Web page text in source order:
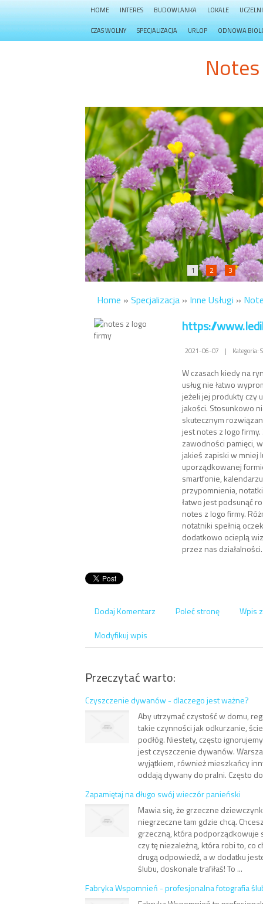
HOME INTERES BUDOWLANKA LOKALE
CZAS WOLNY SPECJALIZACJA URLOP ODNOWA
1 2 3
Home » Specjalizacja » Inne Usługi »
https://
2021-06-07 | Kategoria:
W czasach kiedy na
usług nie łatwo
jeżeli jej produkty czy
jakości. Stosunkowo
skutecznym
jest notes z logo
zawodności pamięci,
jakieś zapiski w mniej
uporządkowanej
smartfonie,
przypomnienia,
łatwo jest podsunąć
notes z logo firmy.
notatniki spełnią
dodatkowo ocieplą
przez nas działalności.
Dodaj Komentarz Poleć stronę
Wpis
Modyfikuj wpis
Przeczytać warto:
Czyszczenie dywanów - dlaczego jest ważne?
Aby utrzymać czystość w domu,
takie czynności jak odkurzanie,
podłóg. Niestety, często
jest czyszczenie dywanów.
wyjątkiem, również mieszkańcy
oddają dywany do pralni. Często
Zapamiętaj na długo swój wieczór panieński
Mawia się, że grzeczne
niegrzeczne tam gdzie chcą.
grzeczną, która podporządkowuje
czy tę niezależną, która robi to, co
drugą odpowiedź, a w dodatku
ślubu, doskonale trafiłaś! To ...
Fabryka Wspomnień - profesjonalna fotografia